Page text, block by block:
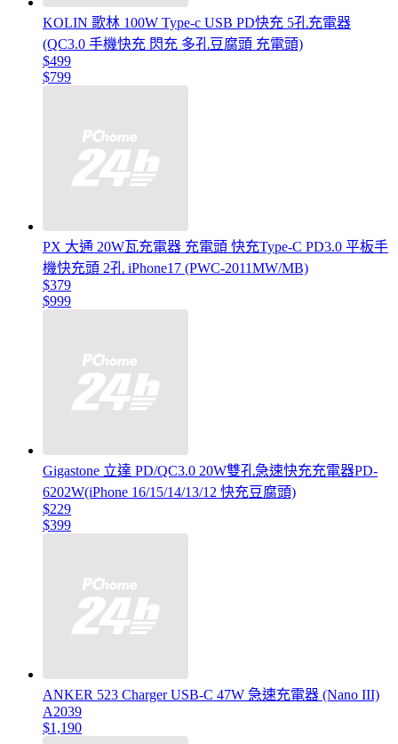
KOLIN 歌林 100W Type-c USB PD快充 5孔充電器
(QC3.0 手機快充 閃充 多孔豆腐頭 充電頭)
$499
$799
PX 大通 20W瓦充電器 充電頭 快充Type-C PD3.0 平板手
機快充頭 2孔 iPhone17 (PWC-2011MW/MB)
$379
$999
Gigastone 立達 PD/QC3.0 20W雙孔急速快充充電器PD-
6202W(iPhone 16/15/14/13/12 快充豆腐頭)
$229
$399
ANKER 523 Charger USB-C 47W 急速充電器 (Nano III)
A2039
$1,190